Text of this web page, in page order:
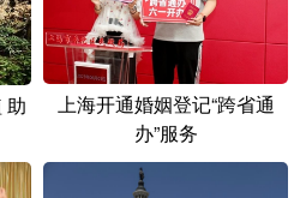
青海
黑龙江
助
上海开通婚姻登记“跨省通
办”服务